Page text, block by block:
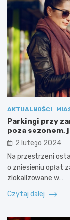
AKTUALNOŚCI
Parkingi przy
poza sezonem,
2 lutego 2024
Na przestrzeni
o zniesieniu opłat
zlokalizowane w…
Czytaj dalej